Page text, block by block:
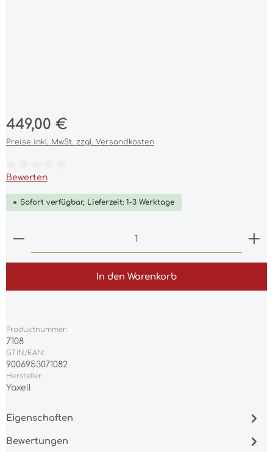
Regulärer Preis:
449,00 €
Preise inkl. MwSt. zzgl. Versandkosten
Durchschnittliche Bewertung von 0 von 5 Sternen
Bewerten
Sofort verfügbar, Lieferzeit: 1-3 Werktage
Produkt Anzahl: Gib den gewünschten Wert
In den Warenkorb
Produktnummer:
7108
GTIN/EAN:
9006953071082
Hersteller:
Yaxell
Eigenschaften
Bewertungen